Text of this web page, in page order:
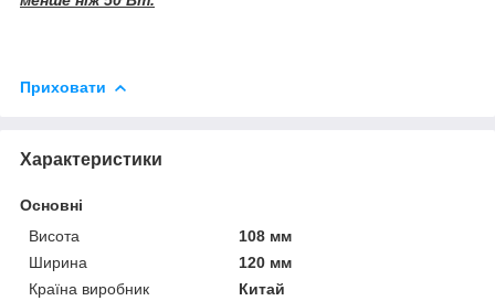
Приховати
Характеристики
Основні
Висота
108 мм
Ширина
120 мм
Країна виробник
Китай